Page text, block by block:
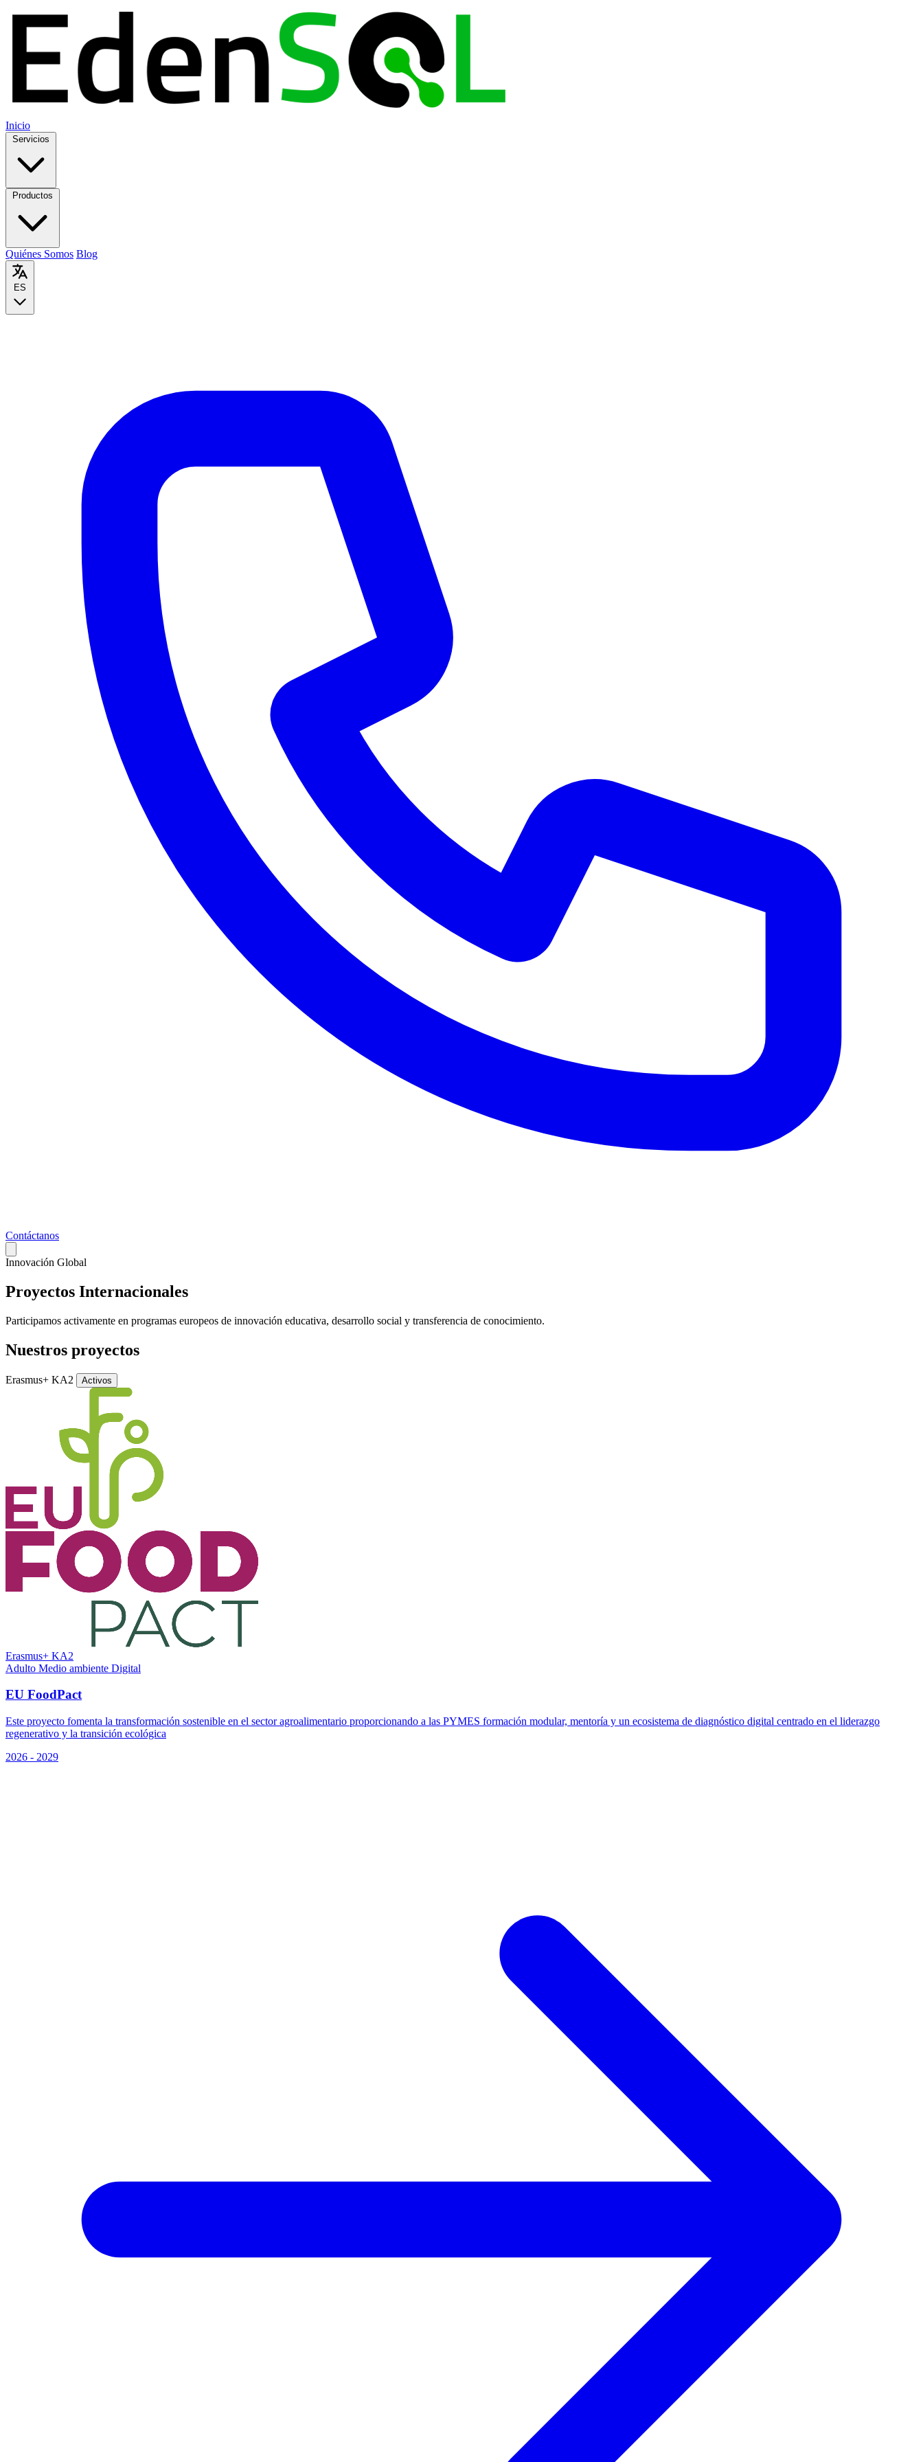
Inicio
Servicios
Productos
Quiénes Somos Blog
ES
Contáctanos
Innovación Global
Proyectos Internacionales
Participamos activamente en programas europeos de innovación educativa, desarrollo social y transferencia de conocimiento.
Nuestros proyectos
Erasmus+ KA2 Activos
Erasmus+ KA2
Adulto Medio ambiente Digital
EU FoodPact
Este proyecto fomenta la transformación sostenible en el sector agroalimentario proporcionando a las PYMES formación modular, mentoría y un ecosistema de diagnóstico digital centrado en el liderazgo
regenerativo y la transición ecológica
2026 - 2029